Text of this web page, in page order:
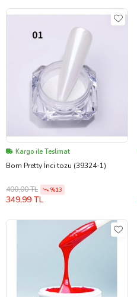
Kargo ile Teslimat
Born Pretty İnci tozu (39324-1)
400,00 TL %13
349,99 TL